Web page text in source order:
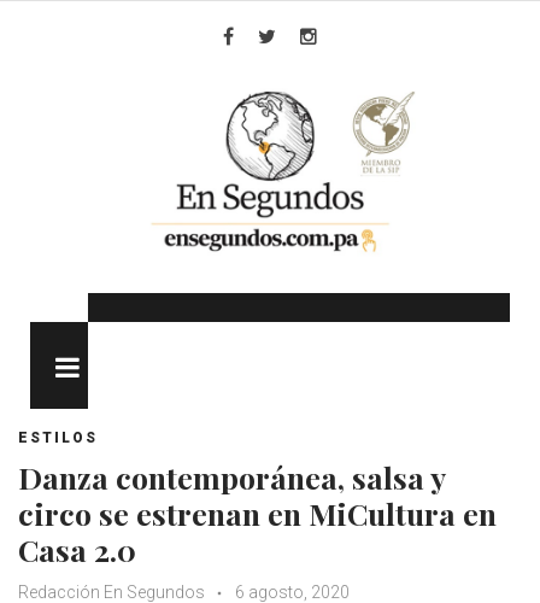
ESTILOS
Danza contemporánea, salsa y
circo se estrenan en MiCultura en
Casa 2.0
Redacción En Segundos
6 agosto, 2020